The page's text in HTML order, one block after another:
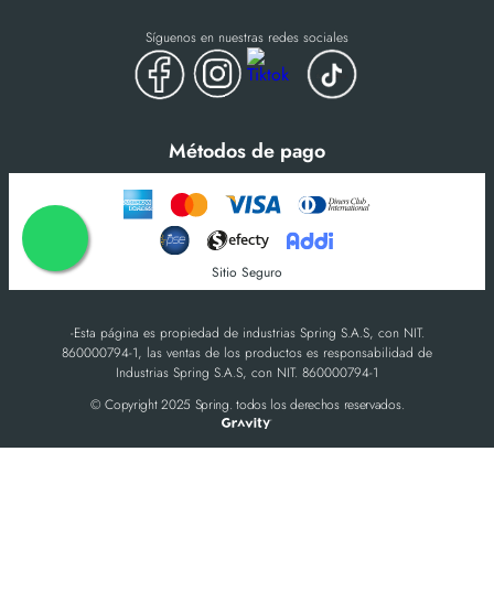
Síguenos en nuestras redes sociales
Métodos de pago
Sitio Seguro
-Esta página es propiedad de industrias Spring S.A.S, con NIT.
860000794-1, las ventas de los productos es responsabilidad de
Industrias Spring S.A.S, con NIT. 860000794-1
© Copyright 2025 Spring. todos los derechos reservados.